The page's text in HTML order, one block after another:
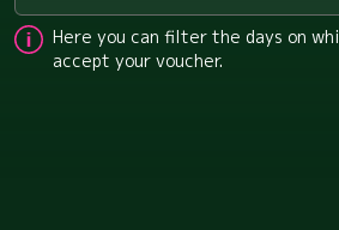
Here you can filter the days on
accept your voucher.